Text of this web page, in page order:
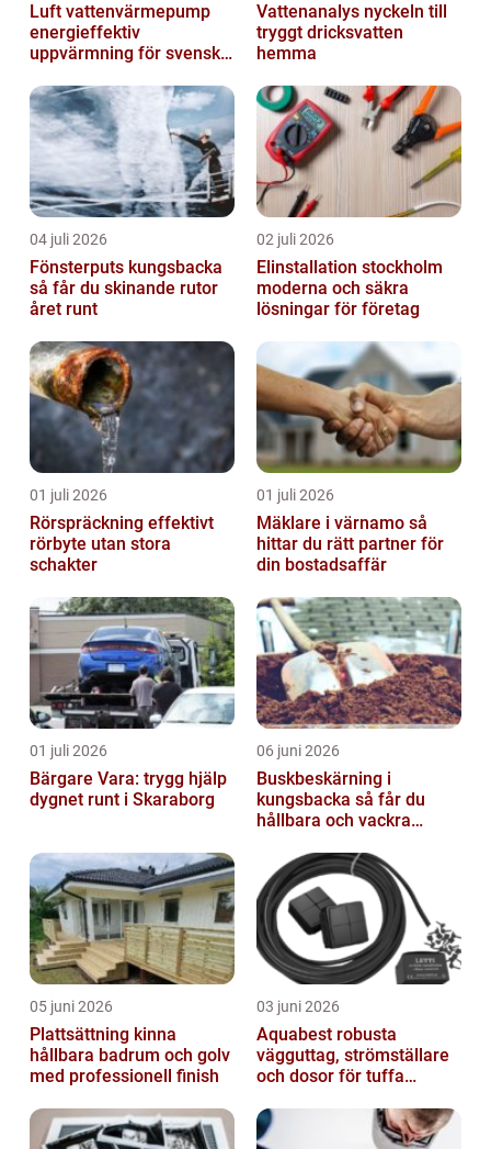
Luft vattenvärmepump
energieffektiv
uppvärmning för svenska
Vattenanalys nyckeln till
tryggt dricksvatten
hemma
04 juli 2026
Fönsterputs kungsbacka
så får du skinande rutor
året runt
02 juli 2026
Elinstallation stockholm
moderna och säkra
lösningar för företag
01 juli 2026
Rörspräckning effektivt
rörbyte utan stora
schakter
01 juli 2026
Mäklare i värnamo så
hittar du rätt partner för
din bostadsaffär
01 juli 2026
Bärgare Vara: trygg hjälp
dygnet runt i Skaraborg
06 juni 2026
Buskbeskärning i
kungsbacka så får du
hållbara och vackra
05 juni 2026
Plattsättning kinna
hållbara badrum och golv
med professionell finish
03 juni 2026
Aquabest robusta
vägguttag, strömställare
och dosor för tuffa